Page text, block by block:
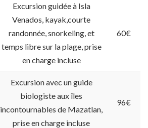
Excursion guidée à Isla
Venados, kayak,courte
randonnée, snorkeling, et
temps libre sur la plage, prise
en charge incluse
60€
Excursion avec un guide
biologiste aux îles
incontournables de Mazatlan,
prise en charge incluse
96€